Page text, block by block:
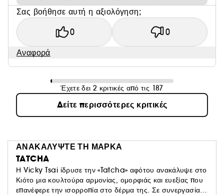
Σας βοήθησε αυτή η αξιολόγηση;
0 0
Αναφορά
Έχετε δει 2 κριτικές από τις 187
Δείτε περισσότερες κριτικές
ΑΝΑΚΑΛΥΨΤΕ ΤΗ ΜΑΡΚΑ
TATCHA
Η Vicky Tsai ίδρυσε την «Tatcha» αφότου ανακάλυψε στο
Κιότο μια κουλτούρα αρμονίας, ομορφιάς και ευεξίας που
επανέφερε την ισορροπία στο δέρμα της. Σε συνεργασία